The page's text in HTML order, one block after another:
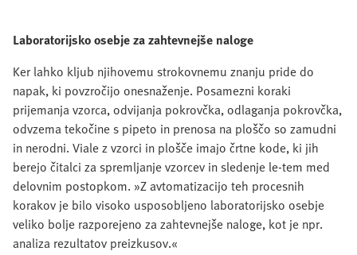
Laboratorijsko osebje za zahtevnejše naloge
Ker lahko kljub njihovemu strokovnemu znanju pride do
napak, ki povzročijo onesnaženje. Posamezni koraki
prijemanja vzorca, odvijanja pokrovčka, odlaganja pokrovčka,
odvzema tekočine s pipeto in prenosa na ploščo so zamudni
in nerodni. Viale z vzorci in plošče imajo črtne kode, ki jih
berejo čitalci za spremljanje vzorcev in sledenje le-tem med
delovnim postopkom. »Z avtomatizacijo teh procesnih
korakov je bilo visoko usposobljeno laboratorijsko osebje
veliko bolje razporejeno za zahtevnejše naloge, kot je npr.
analiza rezultatov preizkusov.«